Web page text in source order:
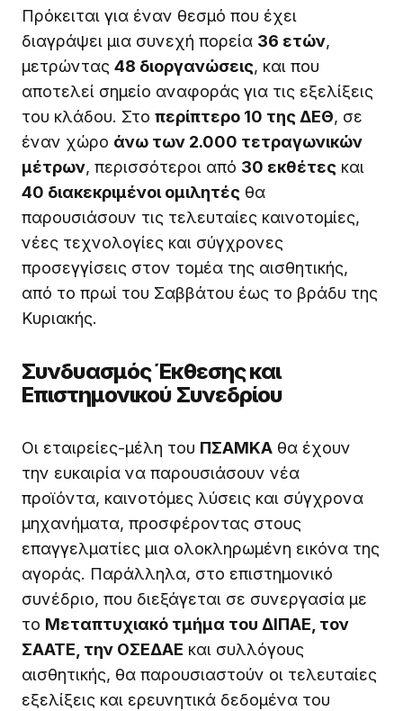
Πρόκειται για έναν θεσμό που έχει
διαγράψει μια συνεχή πορεία 36 ετών,
μετρώντας 48 διοργανώσεις, και που
αποτελεί σημείο αναφοράς για τις εξελίξεις
του κλάδου. Στο περίπτερο 10 της ΔΕΘ, σε
έναν χώρο άνω των 2.000 τετραγωνικών
μέτρων, περισσότεροι από 30 εκθέτες και
40 διακεκριμένοι ομιλητές θα
παρουσιάσουν τις τελευταίες καινοτομίες,
νέες τεχνολογίες και σύγχρονες
προσεγγίσεις στον τομέα της αισθητικής,
από το πρωί του Σαββάτου έως το βράδυ της
Κυριακής.
Συνδυασμός Έκθεσης και
Επιστημονικού Συνεδρίου
Οι εταιρείες-μέλη του ΠΣΑΜΚΑ θα έχουν
την ευκαιρία να παρουσιάσουν νέα
προϊόντα, καινοτόμες λύσεις και σύγχρονα
μηχανήματα, προσφέροντας στους
επαγγελματίες μια ολοκληρωμένη εικόνα της
αγοράς. Παράλληλα, στο επιστημονικό
συνέδριο, που διεξάγεται σε συνεργασία με
το Μεταπτυχιακό τμήμα του ΔΙΠΑΕ, τον
ΣΑΑΤΕ, την ΟΣΕΔΑΕ και συλλόγους
αισθητικής, θα παρουσιαστούν οι τελευταίες
εξελίξεις και ερευνητικά δεδομένα του